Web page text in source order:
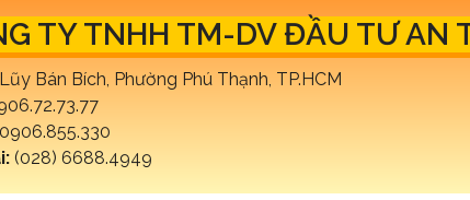
TY TNHH TM-DV ĐẦU TƯ AN
Bán Bích, Phường Phú Thạnh, TP.HCM
0906.855.330
(028) 6688.4949